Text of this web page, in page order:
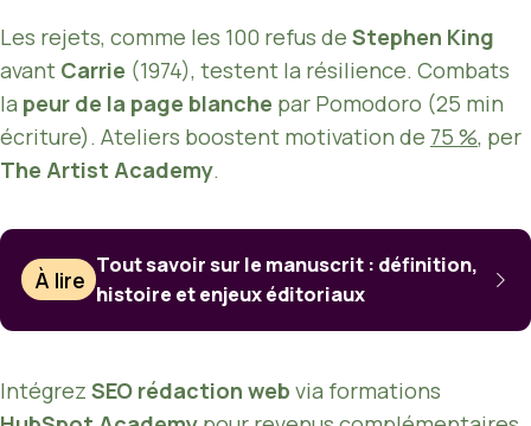
Les rejets, comme les 100 refus de Stephen King
avant Carrie (1974), testent la résilience. Combats
la peur de la page blanche par Pomodoro (25 min
écriture). Ateliers boostent motivation de 75 %, per
The Artist Academy.
À lire
Tout savoir sur le manuscrit : définition,
histoire et enjeux éditoriaux
Intégrez SEO rédaction web via formations